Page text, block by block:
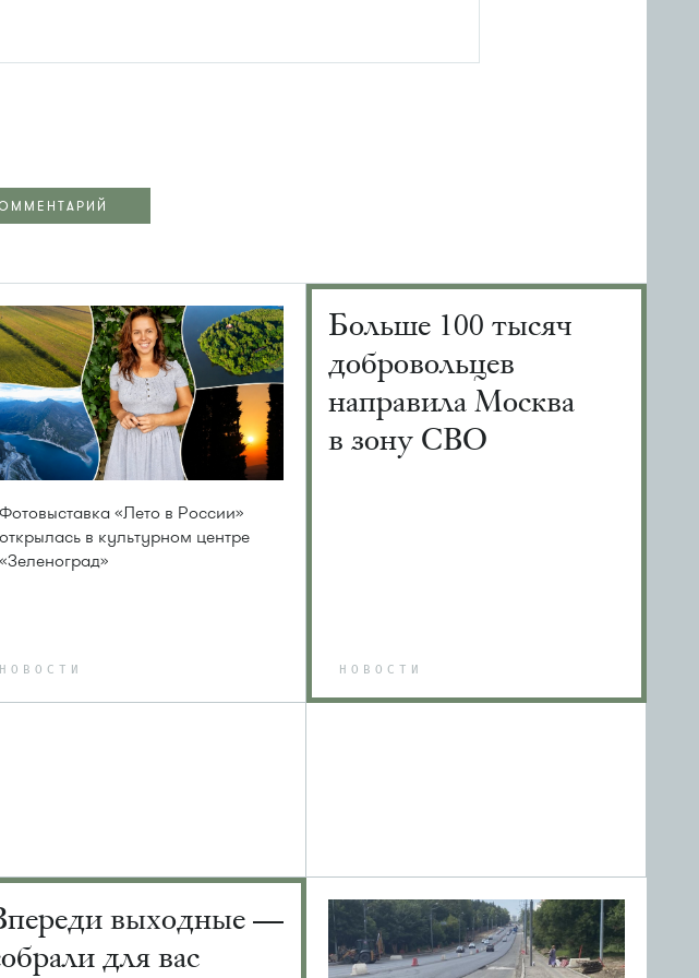
Фотовыставка «Лето в России»
открылась в культурном центре
«Зеленоград»
НОВОСТИ
Больше 100 тысяч
добровольцев
направила Москва
в зону СВО
НОВОСТИ
выходные —
для вас